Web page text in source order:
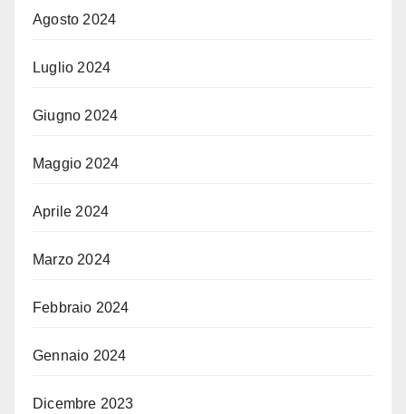
Agosto 2024
Luglio 2024
Giugno 2024
Maggio 2024
Aprile 2024
Marzo 2024
Febbraio 2024
Gennaio 2024
Dicembre 2023